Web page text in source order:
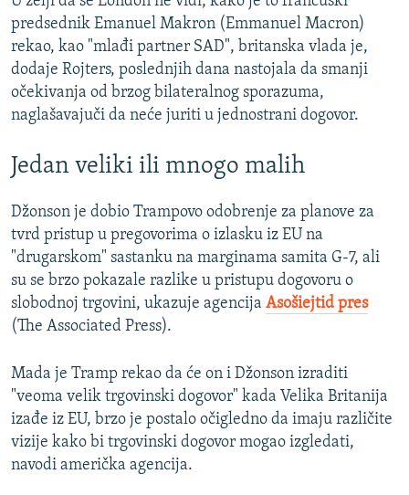
predsednik Emanuel Makron (Emmanuel Macron)
rekao, kao "mlađi partner SAD", britanska vlada je,
dodaje Rojters, poslednjih dana nastojala da smanji
očekivanja od brzog bilateralnog sporazuma,
naglašavajuči da neće juriti u jednostrani dogovor.
Jedan veliki ili mnogo malih
Džonson je dobio Trampovo odobrenje za planove za
tvrd pristup u pregovorima o izlasku iz EU na
"drugarskom" sastanku na marginama samita G-7, ali
su se brzo pokazale razlike u pristupu dogovoru o
slobodnoj trgovini, ukazuje agencija Asošiejtid pres
(The Associated Press).
Mada je Tramp rekao da će on i Džonson izraditi
"veoma velik trgovinski dogovor" kada Velika Britanija
izađe iz EU, brzo je postalo očigledno da imaju različite
vizije kako bi trgovinski dogovor mogao izgledati,
navodi američka agencija.